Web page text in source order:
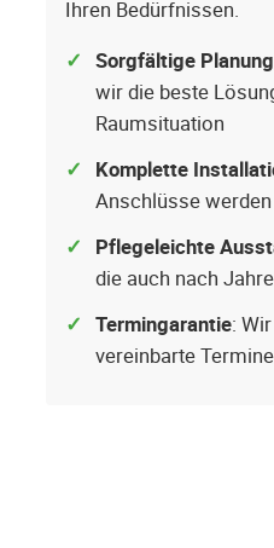
Ihren Bedürfnissen.
Sorgfältige Planung
wir die beste
Raumsituation
Komplette
Anschlüsse
Pflegeleichte
die auch nach
Termingarantie:
vereinbarte